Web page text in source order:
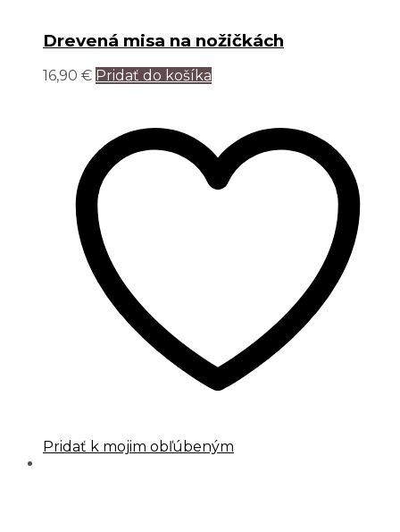
Drevená misa na nožičkách
16,90 € Pridať do košíka
Pridať k mojim obľúbeným